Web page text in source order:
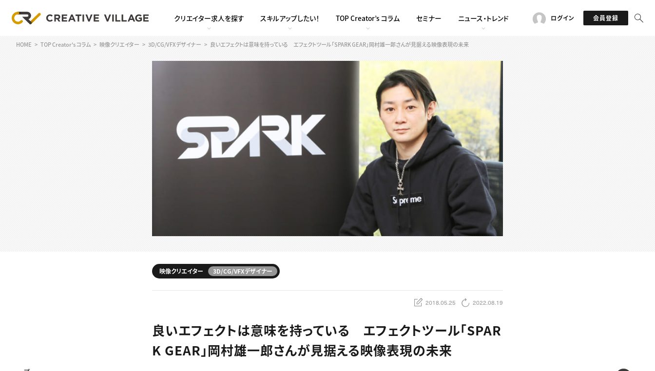
クリエイター求人を探す スキルアップしたい！ TOP Creator’s コラム セミナー ニュース・トレンド ログイン 会員登録
HOME TOP Creator's コラム 映像クリエイター 3D/CG/VFXデザイナー 良いエフェクトは意味を持っている エフェクトツール「SPARK GEAR」岡村雄一郎さんが見据える映像表現の未来
映像クリエイター 3D/CG/VFXデザイナー
2018.05.25 2022.08.19
良いエフェクトは意味を持っている エフェクトツール「SPAR
K GEAR」岡村雄一郎さんが見据える映像表現の未来